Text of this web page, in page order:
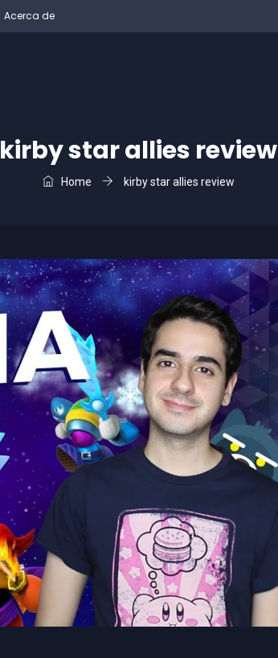
Acerca de
kirby star allies review
Home kirby star allies review